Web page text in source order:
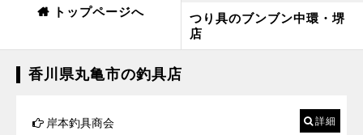
トップページへ
つり具のブンブン中環・堺
店
香川県丸亀市の釣具店
岸本釣具商会
詳細